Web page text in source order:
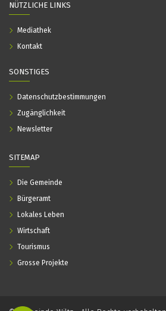
SITEMAP
Die Gemeinde
Bürgeramt
Lokales Leben
Wirtschaft
Tourismus
Grosse Projekte
NÜTZLICHE LINKS
Mediathek
Kontakt
SONSTIGES
Datenschutzbestimmungen
Zugänglichkeit
Newsletter